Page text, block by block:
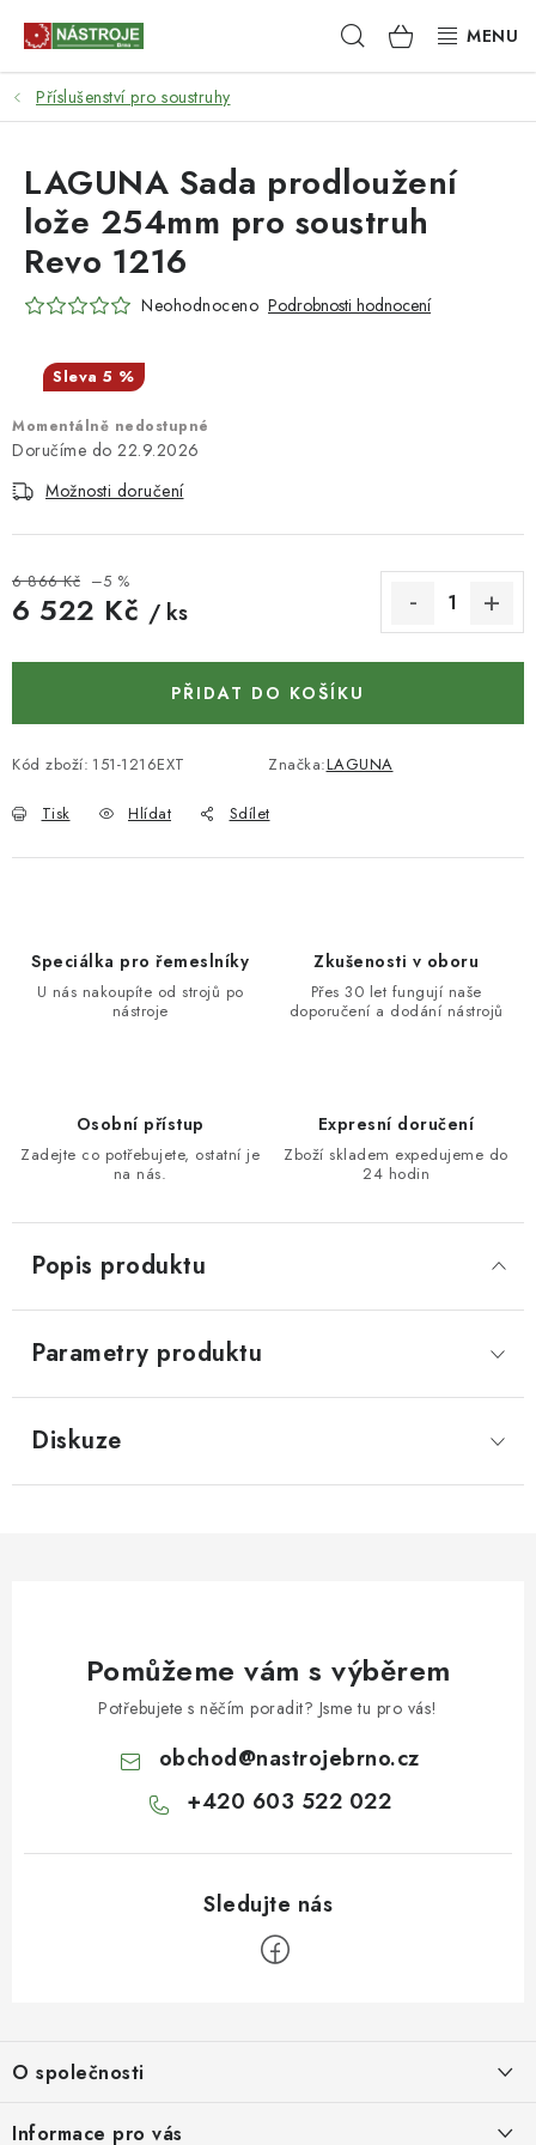
Hledat NÁKUPNÍ
KOŠÍK
NÁSTROJE
AKCE
BRUSIVO
RUČNÍ NÁŘADÍ, PŘÍPRAVKY
KONTAKTY
DÁRKOVÉ POUKAZY
STROJE DO DÍLNY
NÁSTROJE PRO STOLAŘE
NÁSTROJE PRO ŘEZÁNÍ KOVU
Moje objednávka
Příslušenství pro soustruhy
Momentálně nedostupné
22.9.2026
Možnosti doručení
6 866 Kč –5 %
6 522 Kč / ks
PŘIDAT DO KOŠÍKU
Kód zboží: 151-1216EXT Značka:LAGUNA
Tisk Hlídat Sdílet
LAGUNA Sada prodloužení
lože 254mm pro soustruh
Revo 1216
Neohodnoceno Podrobnosti hodnocení
5 %
Speciálka pro řemeslníky
U nás nakoupíte od strojů po
nástroje
Zkušenosti v oboru
Přes 30 let fungují naše
doporučení a dodání nástrojů
Osobní přístup
Zadejte co potřebujete, ostatní je
na nás.
Expresní doručení
Zboží skladem expedujeme do
24 hodin
Popis produktu
Parametry produktu
Diskuze
Pomůžeme vám s výběrem
Potřebujete s něčím poradit? Jsme tu pro vás!
obchod@nastrojebrno.cz
+420 603 522 022
p
a
O společnosti
O nás
Informace pro vás